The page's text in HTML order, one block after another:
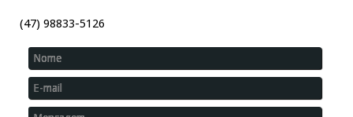
(47) 98833-5126